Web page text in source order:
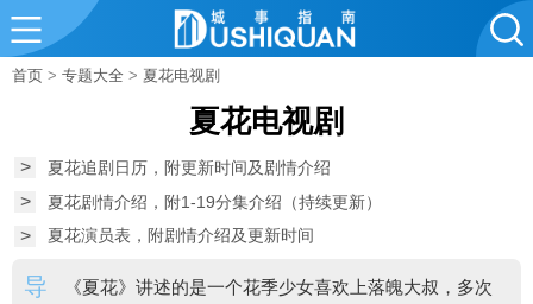
首页 > 专题大全 > 夏花电视剧
夏花电视剧
> 夏花追剧日历，附更新时间及剧情介绍
> 夏花剧情介绍，附1-19分集介绍（持续更新）
> 夏花演员表，附剧情介绍及更新时间
导
《夏花》讲述的是一个花季少女喜欢上落魄大叔，多次